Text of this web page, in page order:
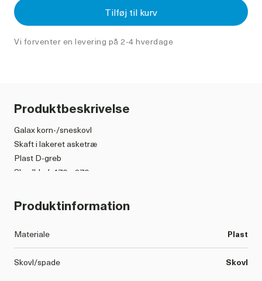
Tilføj til kurv
Vi forventer en levering på 2-4 hverdage
Produktbeskrivelse
Galax korn-/sneskovl
Skaft i lakeret asketræ
Plast D-greb
Skovlblad: 470 x 370 mm
Vægt: 1900 g
Produktinformation
Materiale Plast
Skovl/spade Skovl